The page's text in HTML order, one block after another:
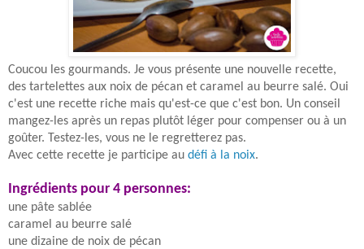
Coucou les gourmands. Je vous présente une nouvelle recette,
des tartelettes aux noix de pécan et caramel au beurre salé. Oui
c'est une recette riche mais qu'est-ce que c'est bon. Un conseil
mangez-les après un repas plutôt léger pour compenser ou à un
goûter. Testez-les, vous ne le regretterez pas.
Avec cette recette je participe au défi à la noix.
Ingrédients pour 4 personnes:
une pâte sablée
caramel au beurre salé
une dizaine de noix de pécan